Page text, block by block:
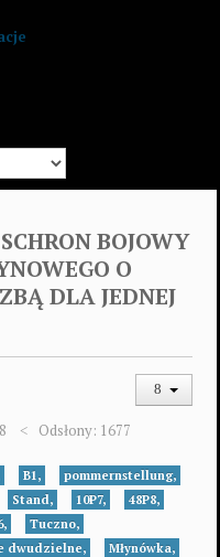
BOJOWY
O
DLA JEDNEJ
Odsłony: 1677
B1,
pommernstellung,
Stand, 10P7,
48P8,
Tuczno,
dwudzielne,
Młynówka,